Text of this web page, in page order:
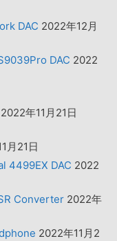
DAC 2022年12月
DAC 2022
2022年11月21日
月21日
4499EX DAC 2022
Converter 2022年
2022年11月2